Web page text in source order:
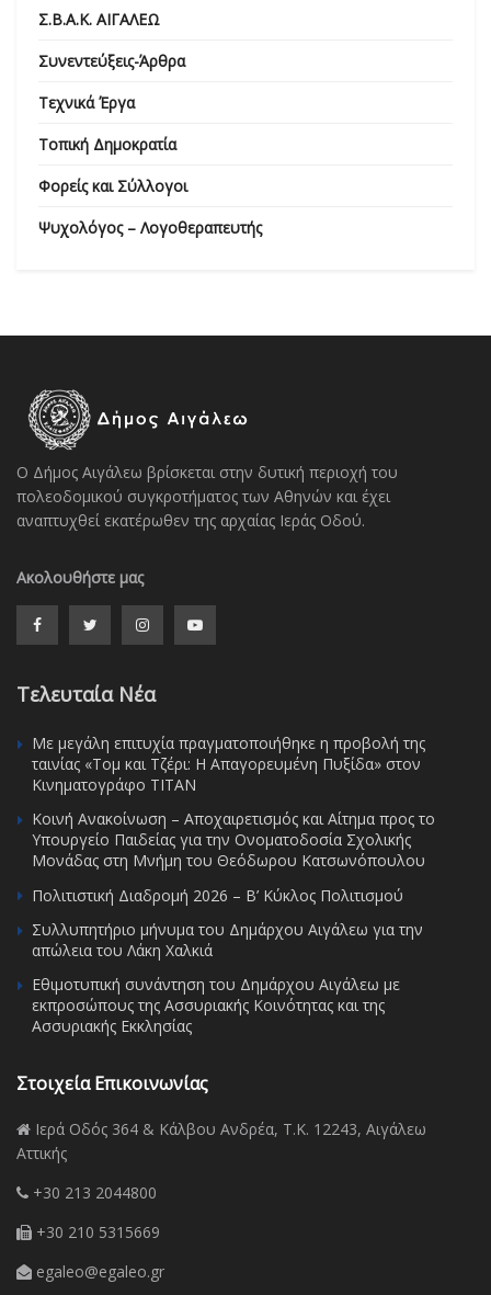
Σ.Β.Α.Κ. ΑΙΓΑΛΕΩ
Συνεντεύξεις-Άρθρα
Τεχνικά Έργα
Τοπική Δημοκρατία
Φορείς και Σύλλογοι
Ψυχολόγος – Λογοθεραπευτής
Ο Δήμος Αιγάλεω βρίσκεται στην δυτική περιοχή του
πολεοδομικού συγκροτήματος των Αθηνών και έχει
αναπτυχθεί εκατέρωθεν της αρχαίας Ιεράς Οδού.
Ακολουθήστε μας
Τελευταία Νέα
Με μεγάλη επιτυχία πραγματοποιήθηκε η προβολή της
ταινίας «Τομ και Τζέρι: Η Απαγορευμένη Πυξίδα» στον
Κινηματογράφο ΤΙΤΑΝ
Κοινή Ανακοίνωση – Αποχαιρετισμός και Αίτημα προς το
Υπουργείο Παιδείας για την Ονοματοδοσία Σχολικής
Μονάδας στη Μνήμη του Θεόδωρου Κατσωνόπουλου
Πολιτιστική Διαδρομή 2026 – Β’ Κύκλος Πολιτισμού
Συλλυπητήριο μήνυμα του Δημάρχου Αιγάλεω για την
απώλεια του Λάκη Χαλκιά
Εθιμοτυπική συνάντηση του Δημάρχου Αιγάλεω με
εκπροσώπους της Ασσυριακής Κοινότητας και της
Ασσυριακής Εκκλησίας
Στοιχεία Επικοινωνίας
Ιερά Οδός 364 & Κάλβου Ανδρέα, Τ.Κ. 12243, Αιγάλεω
Αττικής
+30 213 2044800
+30 210 5315669
egaleo@egaleo.gr